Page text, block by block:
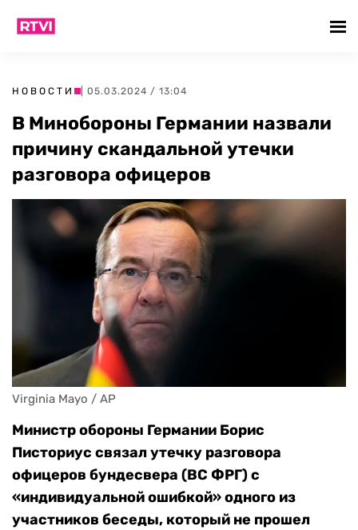
НОВОСТИ | 05.03.2024 / 13:04
В Минобороны Германии назвали
причину скандальной утечки
разговора офицеров
Virginia Mayo / AP
Министр обороны Германии Борис
Писториус связал утечку разговора
офицеров бундесвера (ВС ФРГ) с
«индивидуальной ошибкой» одного из
участников беседы, который не прошел